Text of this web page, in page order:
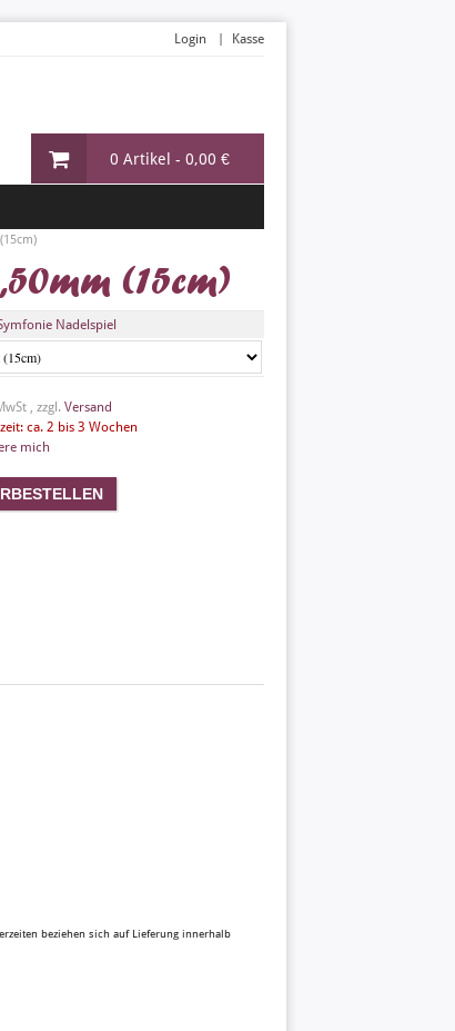
0 Artikel - 0,00 €
Login Kasse
(15cm)
Nadelspiel
, zzgl. Versand
ca. 2 bis 3 Wochen
mich
beziehen sich auf Lieferung innerhalb